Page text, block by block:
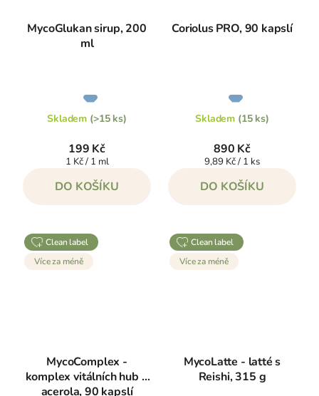
MycoGlukan sirup, 200
ml
Průměrné
hodnocení
je
5,0
5
hvězdiček.
Skladem (>15 ks)
199 Kč
Měrná
1 Kč / 1 ml
DO KOŠÍKU
Coriolus PRO, 90 kapslí
Průměrné
hodnocení
je
5,0
5
hvězdiček.
Skladem (15 ks)
890 Kč
Měrná
9,89 Kč / 1 ks
DO KOŠÍKU
clean label
Více za méně
MycoComplex -
komplex vitálních hub +
acerola, 90 kapslí
clean label
Více za méně
MycoLatte - latté s
Reishi, 315 g